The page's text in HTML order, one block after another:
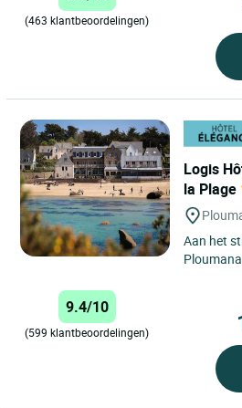
(463 klantbeoordelingen)
Logis
la Plage
Aan het
Saint-
9.4/10
(599 klantbeoordelingen)